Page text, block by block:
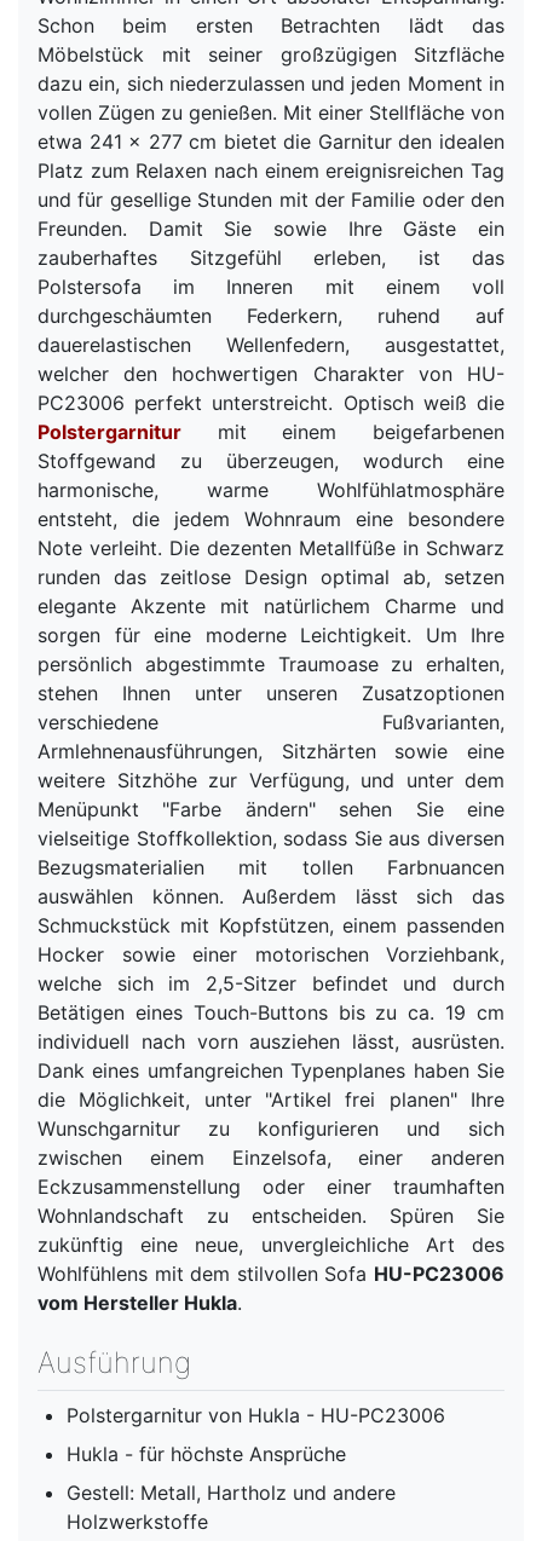
Schon beim ersten Betrachten lädt das
Möbelstück mit seiner großzügigen Sitzfläche
dazu ein, sich niederzulassen und jeden Moment in
vollen Zügen zu genießen. Mit einer Stellfläche von
etwa 241 x 277 cm bietet die Garnitur den idealen
Platz zum Relaxen nach einem ereignisreichen Tag
und für gesellige Stunden mit der Familie oder den
Freunden. Damit Sie sowie Ihre Gäste ein
zauberhaftes Sitzgefühl erleben, ist das
Polstersofa im Inneren mit einem voll
durchgeschäumten Federkern, ruhend auf
dauerelastischen Wellenfedern, ausgestattet,
welcher den hochwertigen Charakter von HU-
PC23006 perfekt unterstreicht. Optisch weiß die
Polstergarnitur mit einem beigefarbenen
Stoffgewand zu überzeugen, wodurch eine
harmonische, warme Wohlfühlatmosphäre
entsteht, die jedem Wohnraum eine besondere
Note verleiht. Die dezenten Metallfüße in Schwarz
runden das zeitlose Design optimal ab, setzen
elegante Akzente mit natürlichem Charme und
sorgen für eine moderne Leichtigkeit. Um Ihre
persönlich abgestimmte Traumoase zu erhalten,
stehen Ihnen unter unseren Zusatzoptionen
verschiedene Fußvarianten,
Armlehnenausführungen, Sitzhärten sowie eine
weitere Sitzhöhe zur Verfügung, und unter dem
Menüpunkt "Farbe ändern" sehen Sie eine
vielseitige Stoffkollektion, sodass Sie aus diversen
Bezugsmaterialien mit tollen Farbnuancen
auswählen können. Außerdem lässt sich das
Schmuckstück mit Kopfstützen, einem passenden
Hocker sowie einer motorischen Vorziehbank,
welche sich im 2,5-Sitzer befindet und durch
Betätigen eines Touch-Buttons bis zu ca. 19 cm
individuell nach vorn ausziehen lässt, ausrüsten.
Dank eines umfangreichen Typenplanes haben Sie
die Möglichkeit, unter "Artikel frei planen" Ihre
Wunschgarnitur zu konfigurieren und sich
zwischen einem Einzelsofa, einer anderen
Eckzusammenstellung oder einer traumhaften
Wohnlandschaft zu entscheiden. Spüren Sie
zukünftig eine neue, unvergleichliche Art des
Wohlfühlens mit dem stilvollen Sofa HU-PC23006
vom Hersteller Hukla.
Ausführung
Polstergarnitur von Hukla - HU-PC23006
Hukla - für höchste Ansprüche
Gestell: Metall, Hartholz und andere
Holzwerkstoffe